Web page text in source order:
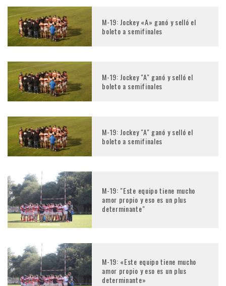
M-19: Jockey «A» ganó y selló el
boleto a semifinales
M-19: Jockey "A" ganó y selló el
boleto a semifinales
M-19: Jockey "A" ganó y selló el
boleto a semifinales
M-19: "Este equipo tiene mucho
amor propio y eso es un plus
determinante"
M-19: «Este equipo tiene mucho
amor propio y eso es un plus
determinante»